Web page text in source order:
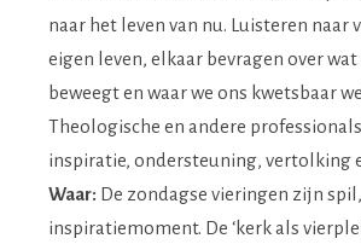
naar het leven van nu. Luisteren naar
eigen leven, elkaar bevragen over
beweegt en waar we ons kwetsbaar
Theologische en andere
inspiratie, ondersteuning, vertolking
Waar: De zondagse vieringen zijn
inspiratiemoment. De ‘kerk als